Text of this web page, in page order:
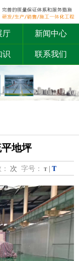
厅 新闻中心
识 联系我们
地坪
次 字号： T T